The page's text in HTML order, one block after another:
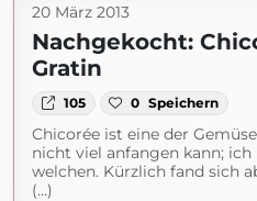
20 März 2013
Nachgekocht:
Gratin
105 0 Speichern
Chicorée ist eine der
nicht viel anfangen kann; ich
welchen. Kürzlich fand sich
(...)